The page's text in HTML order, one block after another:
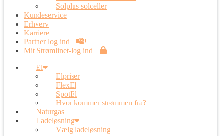
Solplus solceller
Kundeservice
Erhverv
Karriere
Partner log ind
Mit Strømlinet-log ind
El
Elpriser
FlexEl
SpotEl
Hvor kommer strømmen fra?
Naturgas
Ladeløsning
Vælg ladeløsning